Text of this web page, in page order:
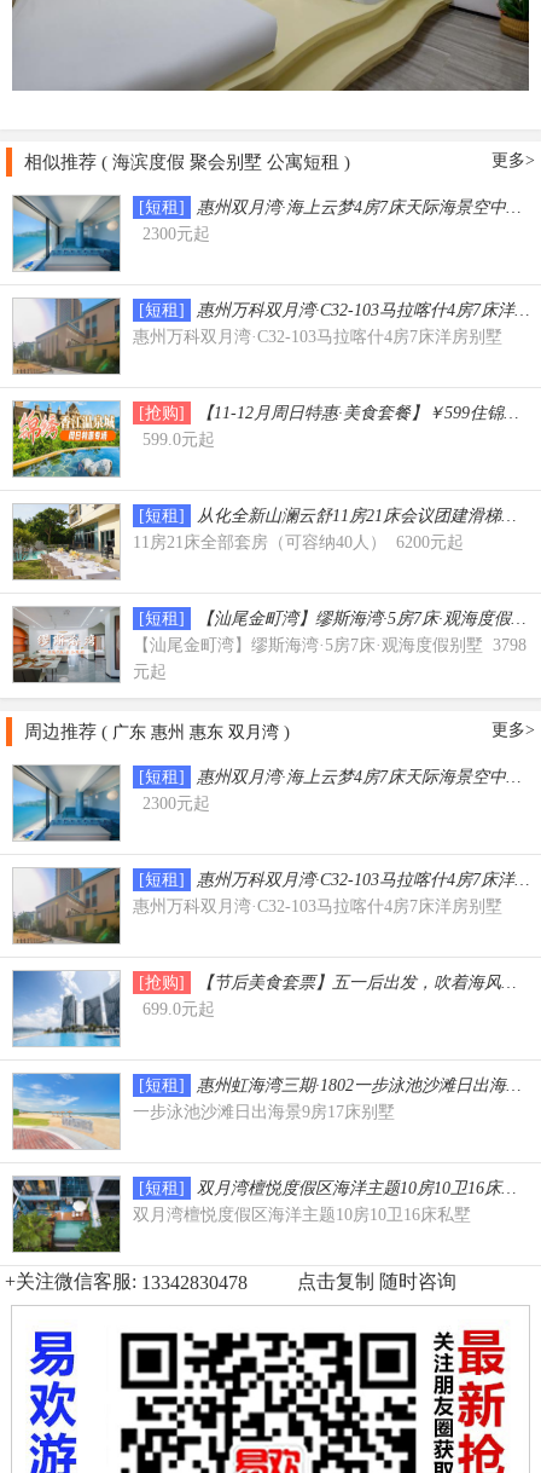
相似推荐 ( 海滨度假 聚会别墅 公寓短租 ) 更多>
[短租]
惠州双月湾·海上云梦4房7床天际海景空中叠
2300元起
[短租]
惠州万科双月湾·C32-103马拉喀什4房7床洋房
惠州万科双月湾·C32-103马拉喀什4房7床洋房别墅
[抢购]
【11-12月周日特惠·美食套餐】￥599住锦
599.0元起
[短租]
从化全新山澜云舒11房21床会议团建滑梯泳
11房21床全部套房（可容纳40人） 6200元起
[短租]
【汕尾金町湾】缪斯海湾·5房7床·观海度假别
【汕尾金町湾】缪斯海湾·5房7床·观海度假别墅 3798
元起
周边推荐 ( 广东 惠州 惠东 双月湾 ) 更多>
[短租]
惠州双月湾·海上云梦4房7床天际海景空中叠
2300元起
[短租]
惠州万科双月湾·C32-103马拉喀什4房7床洋房
惠州万科双月湾·C32-103马拉喀什4房7床洋房别墅
[抢购]
【节后美食套票】五一后出发，吹着海风吃
699.0元起
[短租]
惠州虹海湾三期·1802一步泳池沙滩日出海景9
一步泳池沙滩日出海景9房17床别墅
[短租]
双月湾檀悦度假区海洋主题10房10卫16床私墅
双月湾檀悦度假区海洋主题10房10卫16床私墅
+关注微信客服: 点击复制 随时咨询